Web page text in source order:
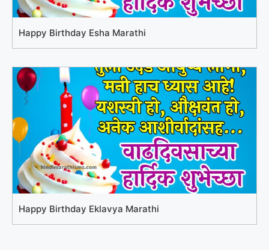
Happy Birthday Esha Marathi
Happy Birthday Eklavya Marathi